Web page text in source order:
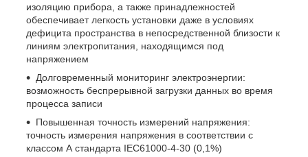
изоляцию прибора, а также принадлежностей
обеспечивает легкость установки даже в условиях
дефицита пространства в непосредственной близости к
линиям электропитания, находящимся под
напряжением
Долговременный мониторинг электроэнергии:
возможность беспрерывной загрузки данных во время
процесса записи
Повышенная точность измерений напряжения:
точность измерения напряжения в соответствии с
классом А стандарта IEC61000-4-30 (0,1%)